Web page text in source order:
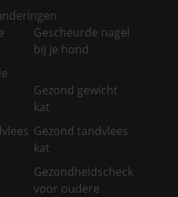
Gescheurde nagel
bij je hond
Gezond gewicht
kat
Gezond tandvlees
kat
Gezondheidscheck
voor oudere